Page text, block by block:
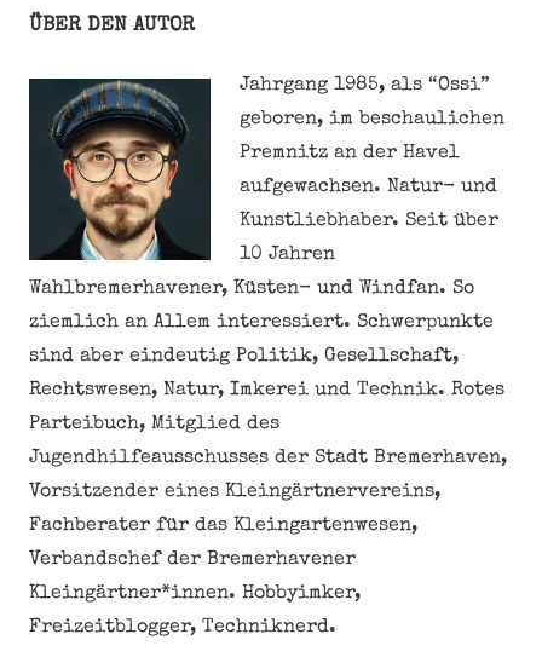
ÜBER DEN AUTOR
Jahrgang 1985, als “Ossi”
geboren, im beschaulichen
Premnitz an der Havel
aufgewachsen. Natur- und
Kunstliebhaber. Seit über
10 Jahren
Wahlbremerhavener, Küsten- und Windfan. So
ziemlich an Allem interessiert. Schwerpunkte
sind aber eindeutig Politik, Gesellschaft,
Rechtswesen, Natur, Imkerei und Technik. Rotes
Parteibuch, Mitglied des
Jugendhilfeausschusses der Stadt Bremerhaven,
Vorsitzender eines Kleingärtnervereins,
Fachberater für das Kleingartenwesen,
Verbandschef der Bremerhavener
Kleingärtner*innen. Hobbyimker,
Freizeitblogger, Techniknerd.